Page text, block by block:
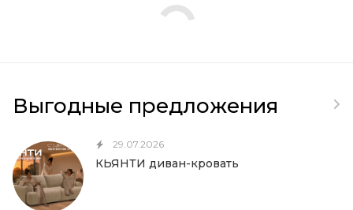
Выгодные предложения
29.07.2026
КЬЯНТИ диван-кровать